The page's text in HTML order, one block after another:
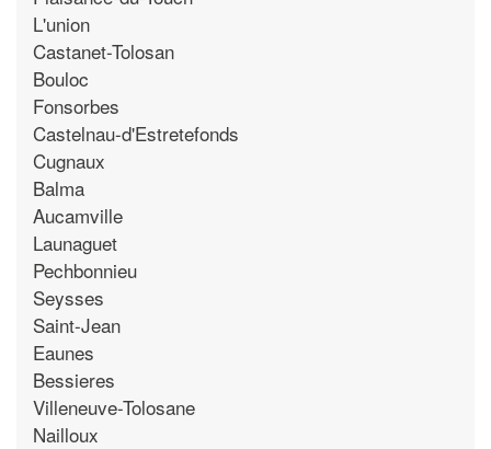
L'union
Castanet-Tolosan
Bouloc
Fonsorbes
Castelnau-d'Estretefonds
Cugnaux
Balma
Aucamville
Launaguet
Pechbonnieu
Seysses
Saint-Jean
Eaunes
Bessieres
Villeneuve-Tolosane
Nailloux